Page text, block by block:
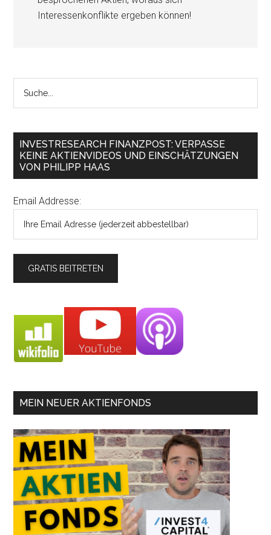
Interessenkonflikte ergeben können!
INVESTRESEARCH FINANZPOST: VERPASSE
KEINE AKTIENVIDEOS UND EINSCHÄTZUNGEN
VON PHILIPP HAAS
Email Addresse:
MEIN NEUER AKTIENFONDS